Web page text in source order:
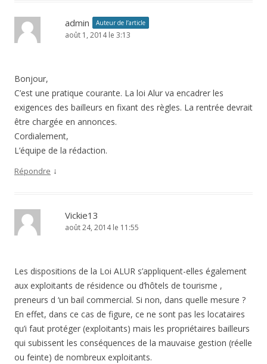
admin Auteur de l’article
août 1, 2014 le 3:13
Bonjour,
C’est une pratique courante. La loi Alur va encadrer les
exigences des bailleurs en fixant des règles. La rentrée devrait
être chargée en annonces.
Cordialement,
L’équipe de la rédaction.
Répondre ↓
Vickie13
août 24, 2014 le 11:55
Les dispositions de la Loi ALUR s’appliquent-elles également
aux exploitants de résidence ou d’hôtels de tourisme ,
preneurs d ‘un bail commercial. Si non, dans quelle mesure ?
En effet, dans ce cas de figure, ce ne sont pas les locataires
qu’i faut protéger (exploitants) mais les propriétaires bailleurs
qui subissent les conséquences de la mauvaise gestion (réelle
ou feinte) de nombreux exploitants.